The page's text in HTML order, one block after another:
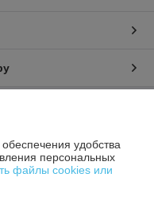
Екатерина
обл.
удобства
персональных
файлы cookies или